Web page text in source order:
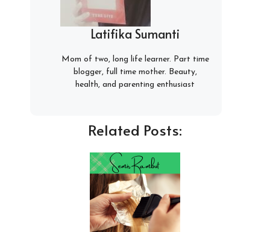
Latifika Sumanti
Mom of two, long life learner. Part time
blogger, full time mother. Beauty,
health, and parenting enthusiast
Related Posts: